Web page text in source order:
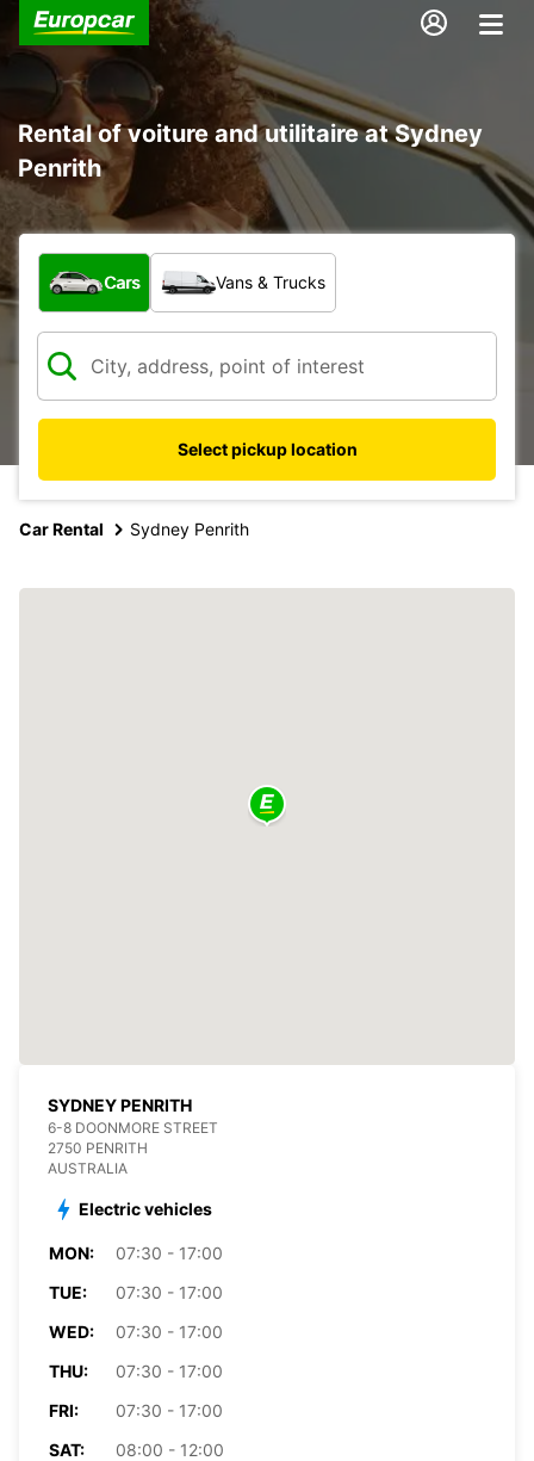
Rental of voiture and utilitaire at Sydney
Penrith
What type of vehicle?
Cars Vans & Trucks
Select pickup location
Car Rental Sydney Penrith
SYDNEY PENRITH
6-8 DOONMORE STREET
2750 PENRITH
AUSTRALIA
Electric vehicles
MON:
07:30 - 17:00
TUE:
07:30 - 17:00
WED:
07:30 - 17:00
THU:
07:30 - 17:00
FRI:
07:30 - 17:00
SAT:
08:00 - 12:00